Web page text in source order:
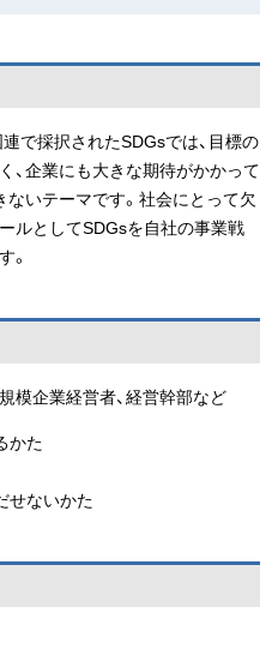
で採択されたSDGsでは、目標の
、企業にも大きな期待がかかって
いテーマです。社会にとって欠
ルとしてSDGsを自社の事業戦
。
模企業経営者、経営幹部など
かた
せないかた